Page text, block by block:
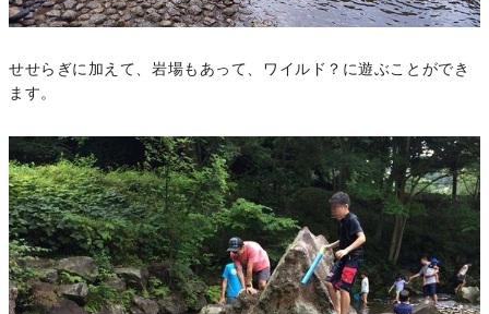
せせらぎに加えて、岩場もあって、ワイルド？に遊ぶことができ
ます。